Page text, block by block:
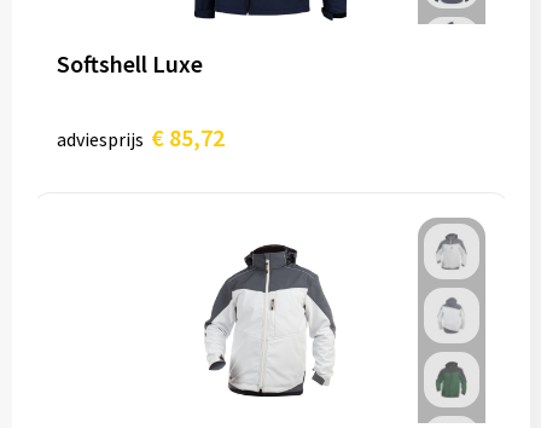
Softshell Luxe
adviesprijs € 85,72